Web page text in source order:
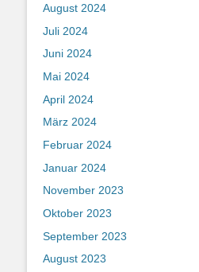
August 2024
Juli 2024
Juni 2024
Mai 2024
April 2024
März 2024
Februar 2024
Januar 2024
November 2023
Oktober 2023
September 2023
August 2023